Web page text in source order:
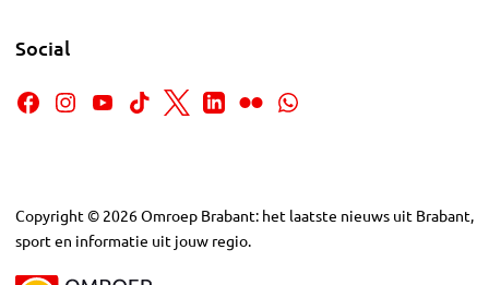
Social
Copyright © 2026Omroep Brabant: het laatste nieuws uit Brabant,
sport en informatie uit jouw regio.